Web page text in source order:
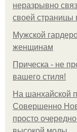
неразрывно
своей страницы
Мужской
женщинам
Прическа - не
вашего стиля!
На шанхайской
Совершенно
просто